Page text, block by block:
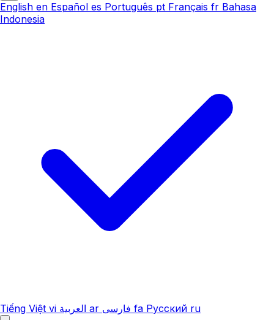
English en Español es Português pt Français fr Bahasa
Indonesia
Tiếng Việt vi العربية ar فارسی fa Русский ru